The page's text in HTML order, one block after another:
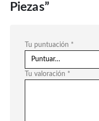
Piezas”
Tu puntuación *
Tu valoración *